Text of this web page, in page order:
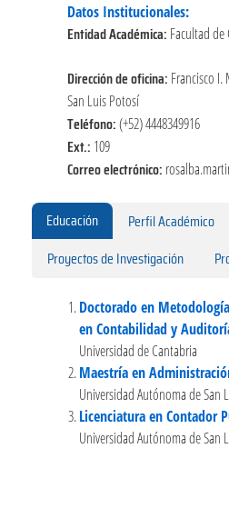
Datos Institucionales:
Entidad Académica: Facultad
Dirección de oficina: Francisco I.
San Luis Potosí
Teléfono:(+52) 4448349916
Ext.: 109
Correo electrónico:
Educación Perfil Académico
Proyectos de Investigación
Doctorado en
en Contabilidad y
Universidad de Cantabria
Maestría en
Universidad Autónoma de San
Licenciatura en Contador
Universidad Autónoma de San